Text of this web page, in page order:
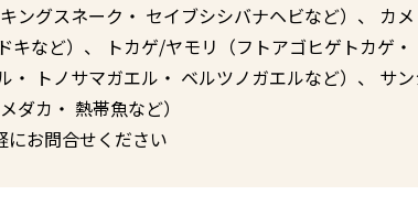
ングスネーク・ セイブシシバナヘビなど）、 カ
キなど）、 トカゲ/ヤモリ（フトアゴヒゲトカゲ
・ トノサマガエル・ ベルツノガエルなど）、 サ
ダカ・ 熱帯魚など）
お問合せください